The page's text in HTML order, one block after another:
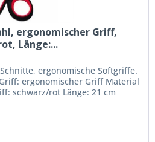
ergonomischer Griff,
Länge:...
ergonomische Softgriffe.
ergonomischer Griff Material
schwarz/rot Länge: 21 cm